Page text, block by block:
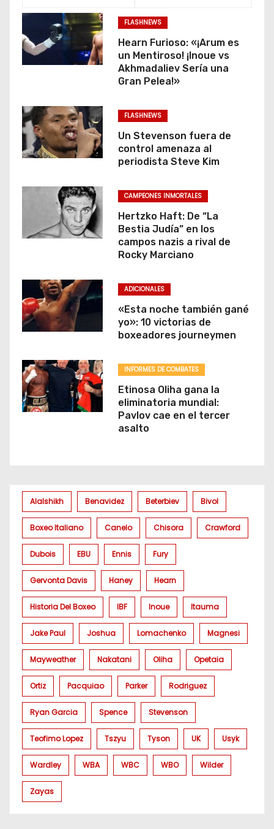
FLASHNEWS
Hearn Furioso: «¡Arum es
un Mentiroso! ¡Inoue vs
Akhmadaliev Sería una
Gran Pelea!»
FLASHNEWS
Un Stevenson fuera de
control amenaza al
periodista Steve Kim
CAMPEONES INMORTALES
Hertzko Haft: De “La
Bestia Judía” en los
campos nazis a rival de
Rocky Marciano
ADICIONALES
«Esta noche también gané
yo»: 10 victorias de
boxeadores journeymen
INFORMES DE COMBATES
Etinosa Oliha gana la
eliminatoria mundial:
Pavlov cae en el tercer
asalto
Alalshikh Benavidez Beterbiev Bivol
Boxeo Italiano Canelo Chisora Crawford
Dubois EBU Ennis Fury
Gervonta Davis Haney Hearn
Historia Del Boxeo IBF Inoue Itauma
Jake Paul Joshua Lomachenko Magnesi
Mayweather Nakatani Oliha Opetaia
Ortiz Pacquiao Parker Rodriguez
Ryan Garcia Spence Stevenson
Teofimo Lopez Tszyu Tyson UK Usyk
Wardley WBA WBC WBO Wilder
Zayas